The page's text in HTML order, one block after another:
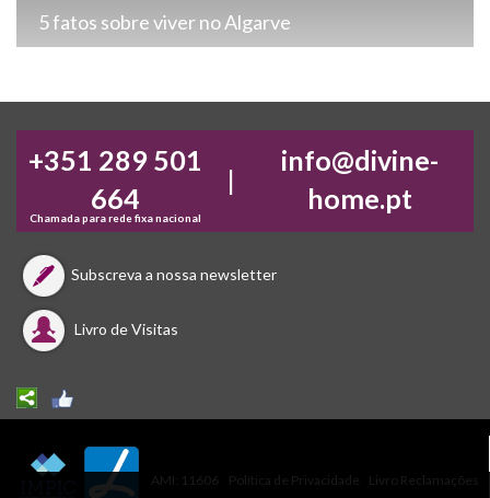
5 fatos sobre viver no Algarve
+351 289 501
664
Chamada para rede fixa nacional
|
info@divine-
home.pt
Subscreva a nossa newsletter
Livro de Visitas
AMI: 11606 Política de Privacidade Livro Reclamações